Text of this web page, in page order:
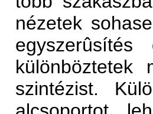
nézetek
szintézist.